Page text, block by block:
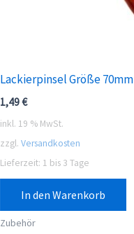
Lackierpinsel Größe 70mm
1,49€
inkl. 19 % MwSt.
zzgl. Versandkosten
Lieferzeit: 1 bis 3 Tage
In den Warenkorb
Zubehör